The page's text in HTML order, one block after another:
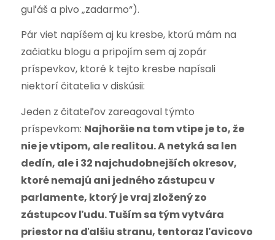
guľáš a pivo „zadarmo“).
Pár viet napíšem aj ku kresbe, ktorú mám na
začiatku blogu a pripojím sem aj zopár
príspevkov, ktoré k tejto kresbe napísali
niektorí čitatelia v diskúsii:
Jeden z čitateľov zareagoval týmto
príspevkom: Najhoršie na tom vtipe je to, že
nie je vtipom, ale realitou. A netyká sa len
dedín, ale i 32 najchudobnejších okresov,
ktoré nemajú ani jedného zástupcu v
parlamente, ktorý je vraj zložený zo
zástupcov ľudu. Tuším sa tým vytvára
priestor na ďalšiu stranu, tentoraz ľavicovo